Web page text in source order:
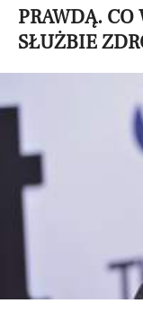
PRAWDĄ. CO
SŁUŻBIE